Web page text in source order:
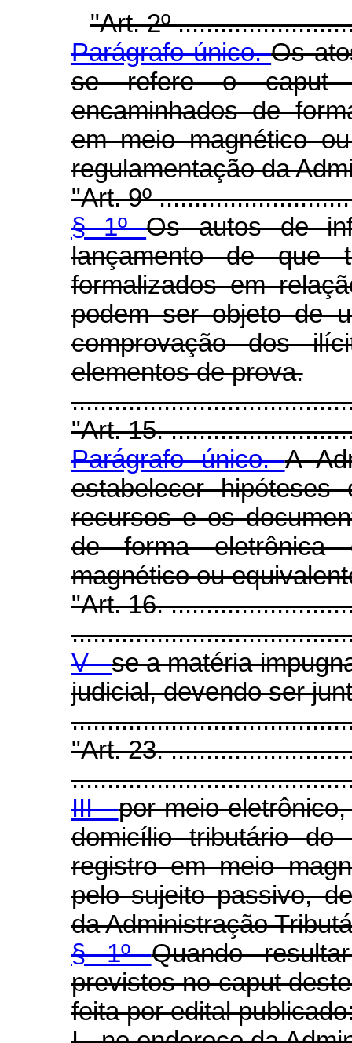
"Art. 2º
Parágrafo único.Os
se refere o caput
encaminhados de
em meio magnético
regulamentação da
"Art. 9º
§ 1ºOs autos de
lançamento de que
formalizados em
podem ser objeto de
comprovação dos
elementos de prova.
"Art. 15.
Parágrafo único.A
estabelecer
recursos e os
de forma eletrônica
magnético ou
"Art. 16.
V -se a matéria
judicial, devendo ser
"Art. 23.
III -por meio
domicílio tributário do
registro em meio
pelo sujeito passivo,
da Administração
§ 1ºQuando
previstos no caput
feita por edital